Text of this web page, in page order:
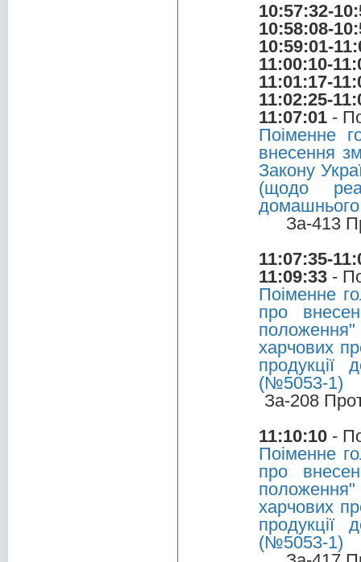
10:57:32-
10:58:08-
10:59:01-
11:00:10-
11:01:17-
11:02:25-
11:07:01 -
Поіменне
внесення
Закону
(щодо
За-413
11:07:35-
11:09:33 -
Поіменне
про
харчових
продукції
(№5053-1)
За-208
11:10:10 -
Поіменне
про
харчових
продукції
(№5053-1)